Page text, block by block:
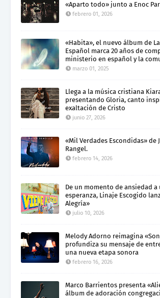
«Aparto todo» junto a Enoc
febrero 01, 2026
«Habita», el nuevo álbum de
Español marca 20 años de
ministerio en español y la
marzo 01, 2025
Llega a la música cristiana
presentando Gloria, canto
exaltación de Cristo
junio 27, 2026
«Mil Verdades Escondidas» de
Rangel.
febrero 14, 2026
De un momento de ansiedad
esperanza, Linaje Escogido
Alegría»
julio 10, 2026
Melody Adorno reimagina
profundiza su mensaje de
una nueva etapa sonora
febrero 16, 2026
Marco Barrientos presenta
álbum de adoración